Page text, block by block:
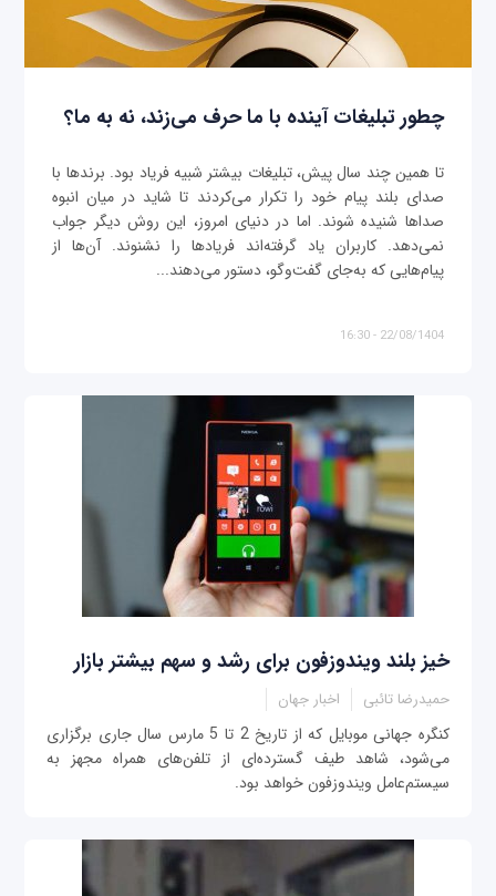
چطور تبلیغات آینده با ما حرف می‌زند، نه به ما؟
تا همین چند سال پیش، تبلیغات بیشتر شبیه فریاد بود. برندها با
صدای بلند پیام خود را تکرار می‌کردند تا شاید در میان انبوه
صداها شنیده شوند. اما در دنیای امروز، این روش دیگر جواب
نمی‌دهد. کاربران یاد گرفته‌اند فریادها را نشنوند. آن‌ها از
پیام‌هایی که به‌جای گفت‌وگو، دستور می‌دهند...
22/08/1404 - 16:30
خیز بلند ویندوزفون برای رشد و سهم بیشتر بازار
حمیدرضا تائبی اخبار جهان
کنگره جهانی موبایل که از تاریخ 2 تا 5 مارس سال جاری برگزاری
می‌شود، شاهد طیف گسترده‌ای از تلفن‌های همراه مجهز به
سیستم‌عامل ویندوزفون خواهد بود.